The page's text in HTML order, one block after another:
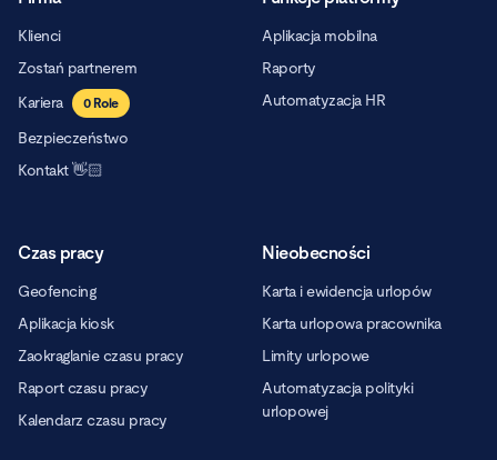
Klienci
Zostań partnerem
Kariera
0Role
Bezpieczeństwo
Kontakt 👋🏻
Aplikacja mobilna
Raporty
Automatyzacja HR
Czas pracy
Geofencing
Aplikacja kiosk
Zaokrąglanie czasu pracy
Raport czasu pracy
Kalendarz czasu pracy
Nieobecności
Karta i ewidencja urlopów
Karta urlopowa pracownika
Limity urlopowe
Automatyzacja polityki
urlopowej